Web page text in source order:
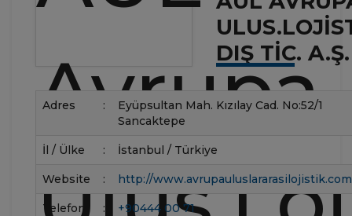
DIŞ TIC. A.Ş.
Adres :
Eyüpsultan Mah. Kızılay Cad. No:52/1
Sancaktepe
İl / Ülke : İstanbul / Türkiye
Website : http://www.avrupauluslararasilojistik.com
Telefon : +90444 00 71